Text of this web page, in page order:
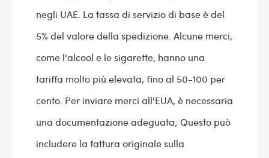
negli UAE. La tassa di servizio di base è del
5% del valore della spedizione. Alcune merci,
come l'alcool e le sigarette, hanno una
tariffa molto più elevata, fino al 50-100 per
cento. Per inviare merci all'EUA, è necessaria
una documentazione adeguata; Questo può
includere la fattura originale sulla